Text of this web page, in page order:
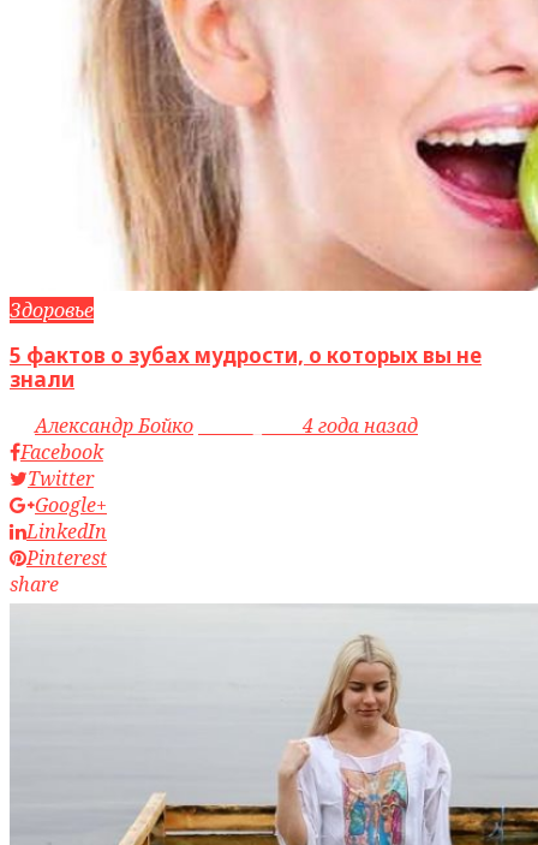
Здоровье
5 фактов о зубах мудрости, о которых вы не
знали
byАлександр Бойко
4 года назад
Facebook
Twitter
Google+
LinkedIn
Pinterest
share